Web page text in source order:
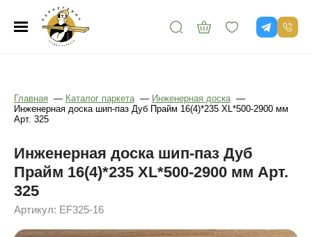
Главная — Каталог паркета — Инженерная доска —
Инженерная доска шип-паз Дуб Прайм 16(4)*235 XL*500-2900 мм
Арт. 325
Инженерная доска шип-паз Дуб
Прайм 16(4)*235 XL*500-2900 мм Арт.
325
Артикул: EF325-16